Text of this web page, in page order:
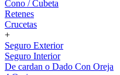
Cono / Cubeta
Retenes
Crucetas
+
Seguro Exterior
Seguro Interior
De cardan o Dado Con Oreja